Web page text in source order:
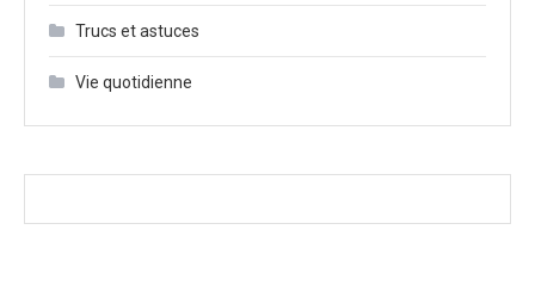
Trucs et astuces
Vie quotidienne